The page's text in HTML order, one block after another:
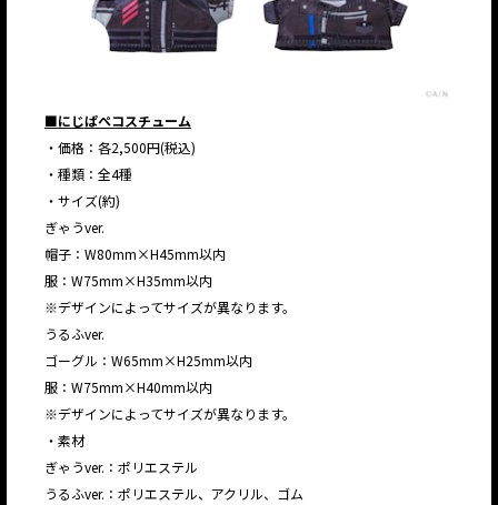
■にじぱぺコスチューム
・価格：各2,500円(税込)
・種類：全4種
・サイズ(約)
ぎゃうver.
帽子：W80mm×H45mm以内
服：W75mm×H35mm以内
※デザインによってサイズが異なります。
うるふver.
ゴーグル：W65mm×H25mm以内
服：W75mm×H40mm以内
※デザインによってサイズが異なります。
・素材
ぎゃうver.：ポリエステル
うるふver.：ポリエステル、アクリル、ゴム